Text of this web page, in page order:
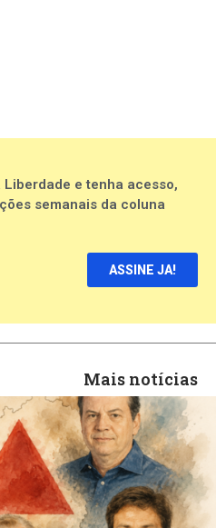
e tenha acesso,
semanais da coluna
ASSINE JA!
Mais notícias